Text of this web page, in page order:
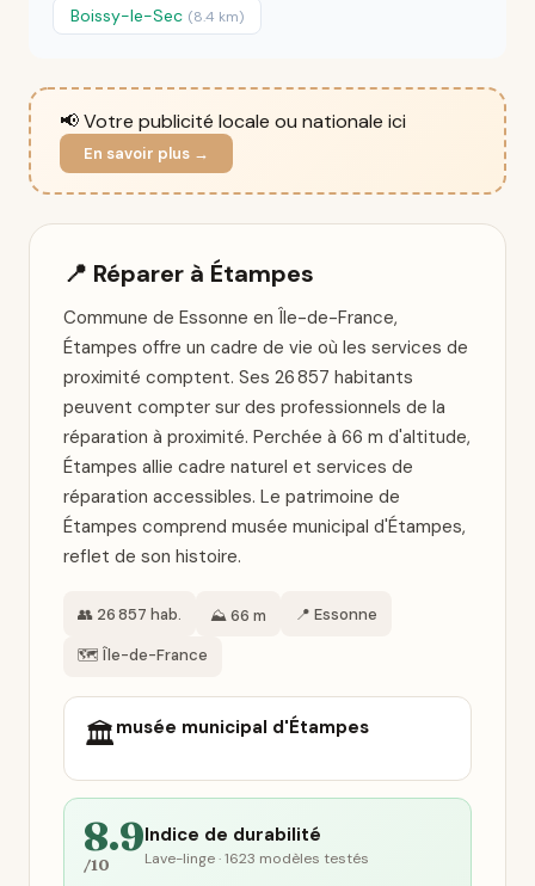
Boissy-le-Sec (8.4 km)
📢 Votre publicité locale ou nationale ici
En savoir plus →
📍 Réparer à Étampes
Commune de Essonne en Île-de-France,
Étampes offre un cadre de vie où les services de
proximité comptent. Ses 26 857 habitants
peuvent compter sur des professionnels de la
réparation à proximité. Perchée à 66 m d'altitude,
Étampes allie cadre naturel et services de
réparation accessibles. Le patrimoine de
Étampes comprend musée municipal d'Étampes,
reflet de son histoire.
👥 26 857 hab. ⛰️ 66 m 📍 Essonne
🗺️ Île-de-France
🏛️musée municipal d'Étampes
8.9
/10
Indice de durabilité
Lave-linge · 1623 modèles testés